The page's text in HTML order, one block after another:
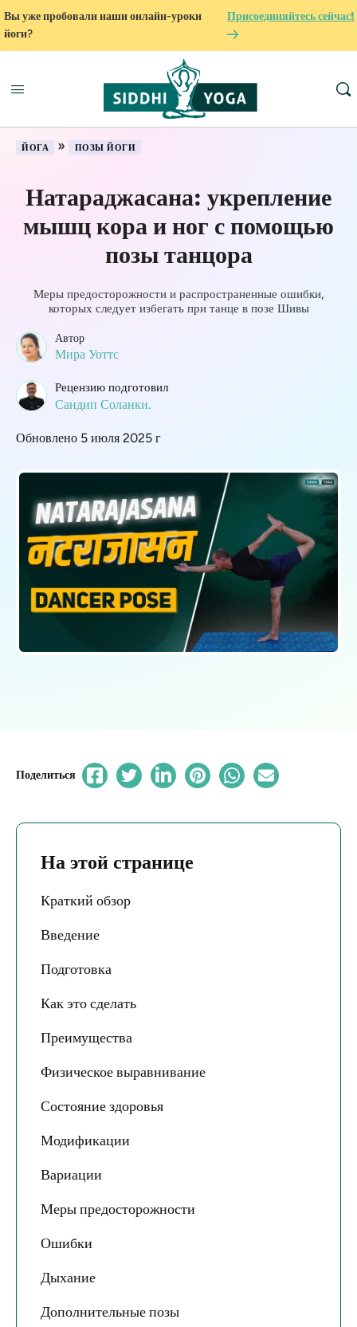
Вы уже пробовали наши онлайн-уроки
йоги?
Присоединяйтесь сейчас!
ЙОГА » ПОЗЫ ЙОГИ
Натараджасана: укрепление
мышц кора и ног с помощью
позы танцора
Меры предосторожности и распространенные ошибки,
которых следует избегать при танце в позе Шивы
Автор
Мира Уоттс
Рецензию подготовил
Сандип Соланки.
Обновлено 5 июля 2025 г
Поделиться
На этой странице
Краткий обзор
Введение
Подготовка
Как это сделать
Преимущества
Физическое выравнивание
Состояние здоровья
Модификации
Вариации
Меры предосторожности
Ошибки
Дыхание
Дополнительные позы